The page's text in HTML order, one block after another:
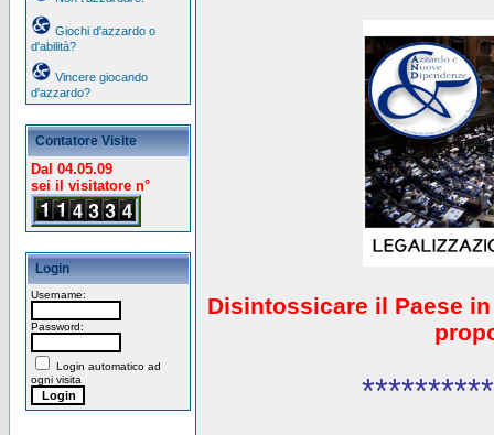
Giochi d'azzardo o
d'abilità?
Vincere giocando
d'azzardo?
Contatore Visite
Dal 04.05.09
sei il visitatore n°
Login
Username:
Password:
Login automatico ad
ogni visita
Disintossicare il Paese